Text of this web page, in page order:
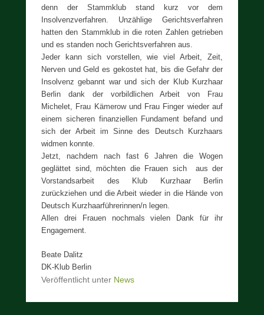
denn der Stammklub stand kurz vor dem
Insolvenzverfahren. Unzählige Gerichtsverfahren
hatten den Stammklub in die roten Zahlen getrieben
und es standen noch Gerichtsverfahren aus.
Jeder kann sich vorstellen, wie viel Arbeit, Zeit,
Nerven und Geld es gekostet hat, bis die Gefahr der
Insolvenz gebannt war und sich der Klub Kurzhaar
Berlin dank der vorbildlichen Arbeit von Frau
Michelet, Frau Kämerow und Frau Finger wieder auf
einem sicheren finanziellen Fundament befand und
sich der Arbeit im Sinne des Deutsch Kurzhaars
widmen konnte.
Jetzt, nachdem nach fast 6 Jahren die Wogen
geglättet sind, möchten die Frauen sich aus der
Vorstandsarbeit des Klub Kurzhaar Berlin
zurückziehen und die Arbeit wieder in die Hände von
Deutsch Kurzhaarführerinnen/n legen.
Allen drei Frauen nochmals vielen Dank für ihr
Engagement.
Beate Dalitz
DK-Klub Berlin
Veröffentlicht unter News